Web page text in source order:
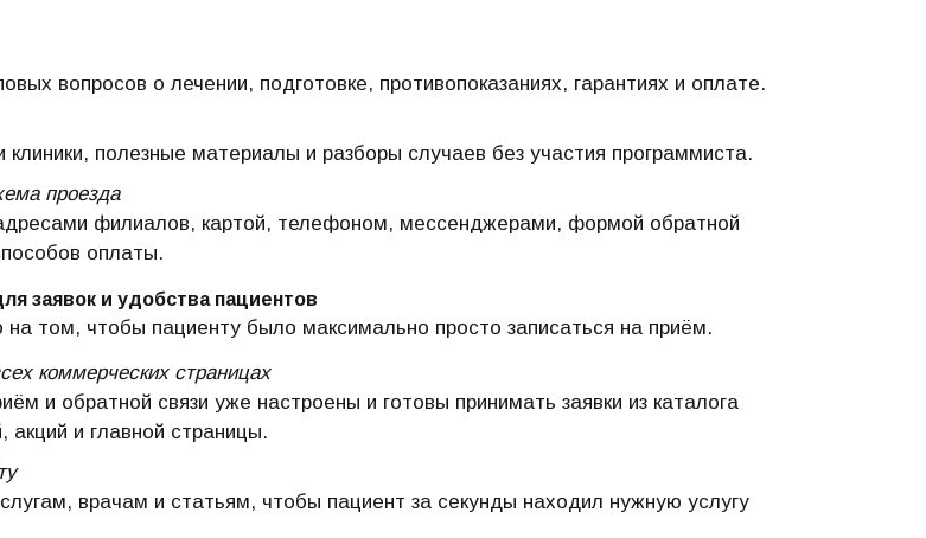
вопросов о лечении, подготовке, противопоказаниях, гарантиях и оплате.
клиники, полезные материалы и разборы случаев без участия программиста.
проезда
филиалов, картой, телефоном, мессенджерами, формой обратной
оплаты.
заявок и удобства пациентов
том, чтобы пациенту было максимально просто записаться на приём.
коммерческих страницах
и обратной связи уже настроены и готовы принимать заявки из каталога
акций и главной страницы.
врачам и статьям, чтобы пациент за секунды находил нужную услугу